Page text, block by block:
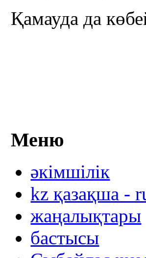
Қамауда да
Меню
әкімшілік
kz қазақша -
жаңалықтары
бастысы